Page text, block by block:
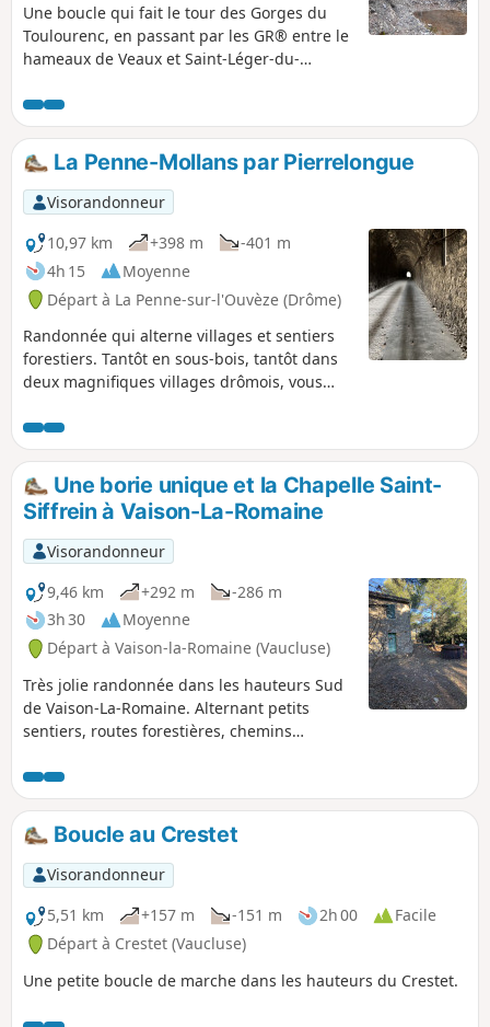
Une boucle qui fait le tour des Gorges du
Toulourenc, en passant par les GR® entre le
hameaux de Veaux et Saint-Léger-du-
droite (Nord) puis après avoir rejoint et
traversé la rivière, passe sur la rive gauche,
versant Nord du Ventoux puis de la Plate
sans jamais atteindre les crêtes.
La Penne-Mollans par Pierrelongue
Visorandonneur
10,97 km
+398 m
-401 m
4h 15
Moyenne
Départ à La Penne-sur-l'Ouvèze (Drôme)
Randonnée qui alterne villages et sentiers
forestiers. Tantôt en sous-bois, tantôt dans
deux magnifiques villages drômois, vous
s'offrent à vous. L'Ouvéze sera le fil
conducteur de ce voyage. Les villages de
Mollans et Pierrelongue méritent que l'on s'y
arrête un petit peu.
Une borie unique et la Chapelle Saint-
Siffrein à Vaison-La-Romaine
Visorandonneur
9,46 km
+292 m
-286 m
3h 30
Moyenne
Départ à Vaison-la-Romaine (Vaucluse)
Très jolie randonnée dans les hauteurs Sud
de Vaison-La-Romaine. Alternant petits
sentiers, routes forestières, chemins
asséchée, le parcours vous fera découvrir
une très grande borie en parfait état, une
chaudière à charbon de bois en extérieur et
une très vieille chapelle. À l'abri du mistral,
cette randonnée est aussi agréable en hiver
qu'en été.
Boucle au Crestet
Visorandonneur
5,51 km
+157 m -151 m 2h 00
Facile
Départ à Crestet (Vaucluse)
Une petite boucle de marche dans les hauteurs du Crestet.